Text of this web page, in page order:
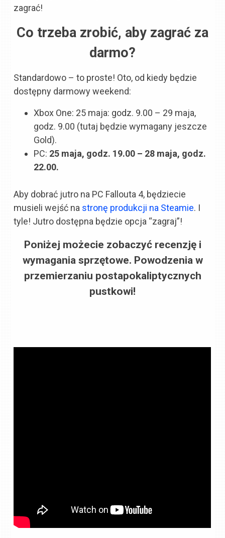
zagrać!
Co trzeba zrobić, aby zagrać za
darmo?
Standardowo – to proste! Oto, od kiedy będzie
dostępny darmowy weekend:
Xbox One: 25 maja: godz. 9.00 – 29 maja,
godz. 9.00 (tutaj będzie wymagany jeszcze
Gold).
PC: 25 maja, godz. 19.00 – 28 maja, godz.
22.00.
Aby dobrać jutro na PC Fallouta 4, będziecie
musieli wejść na stronę produkcji na Steamie. I
tyle! Jutro dostępna będzie opcja “zagraj”!
Poniżej możecie zobaczyć recenzję i
wymagania sprzętowe. Powodzenia w
przemierzaniu postapokaliptycznych
pustkowi!